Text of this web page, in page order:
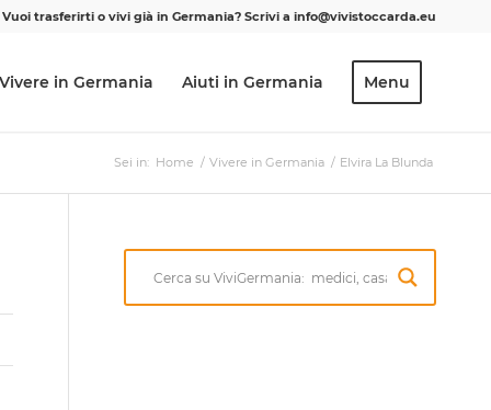
Vuoi trasferirti o vivi già in Germania? Scrivi a info@vivistoccarda.eu
Vivere in Germania Aiuti in Germania Menu
Sei in: Home / Vivere in Germania / Elvira La Blunda